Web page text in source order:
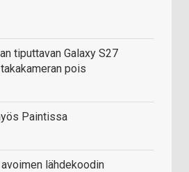
tiputtavan Galaxy S27
pois
Paintissa
lähdekoodin